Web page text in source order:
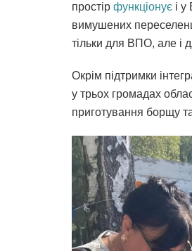
простір функціонує і
вимушених
тільки для ВПО, але і
Окрім підтримки
у трьох громадах
приготування борщу